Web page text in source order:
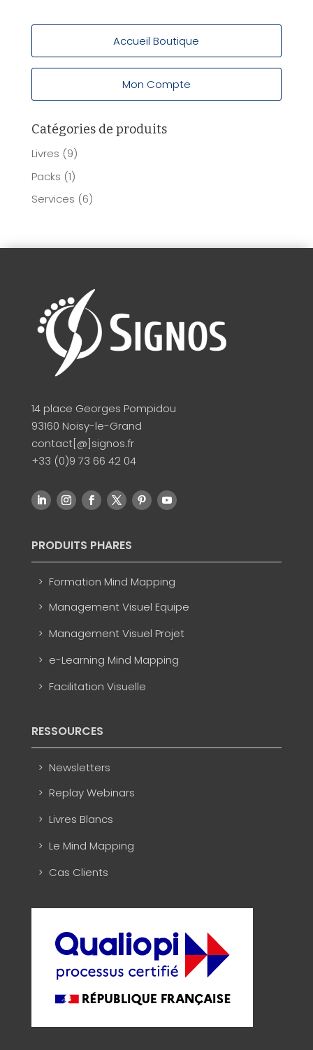
Accueil Boutique
Mon Compte
Catégories de produits
Livres (9)
Packs (1)
Services (6)
14 place Georges Pompidou
93160 Noisy-le-Grand
contact[@]signos.fr
+33 (0)9 73 66 42 04
PRODUITS PHARES
Formation Mind Mapping
Management Visuel Equipe
Management Visuel Projet
e-Learning Mind Mapping
Facilitation Visuelle
RESSOURCES
Newsletters
Replay Webinars
Livres Blancs
Le Mind Mapping
Cas Clients